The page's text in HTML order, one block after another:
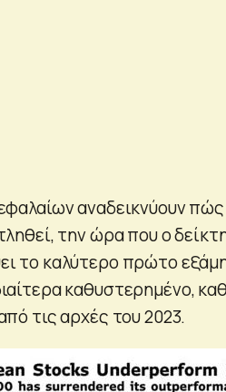
αναδεικνύουν
την ώρα που ο
το καλύτερο πρώτο
καθυστερημένο,
τις αρχές του 2023.